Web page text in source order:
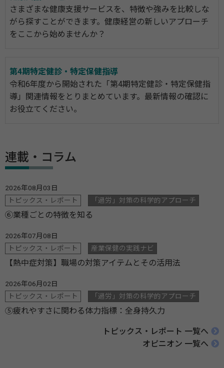
さまざまな健康支援サービスを、特徴や強みを比較しな
がら探すことができます。健康経営の新しいアプローチ
をここから始めませんか？
第4期特定健診・特定保健指導
令和6年度から開始された「第4期特定健診・特定保健指
導」関連情報をとりまとめています。最新情報の確認に
お役立てください。
連載・コラム
2026年08月03日
トピックス・レポート
「過労」対策の科学的アプローチ
⑥業種ごとの特徴を知る
2026年07月08日
トピックス・レポート
産業保健の実践ナビ
【熱中症対策】職場の対策アイテムとその活用法
2026年06月02日
トピックス・レポート
「過労」対策の科学的アプローチ
⑤疲れやすさに関わる体力指標：全身持久力
トピックス・レポート 一覧へ
オピニオン 一覧へ